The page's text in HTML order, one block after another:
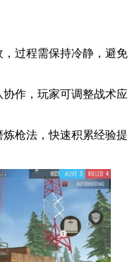
过程需保持冷静，避免
作，玩家可调整战术应
枪法，快速积累经验提